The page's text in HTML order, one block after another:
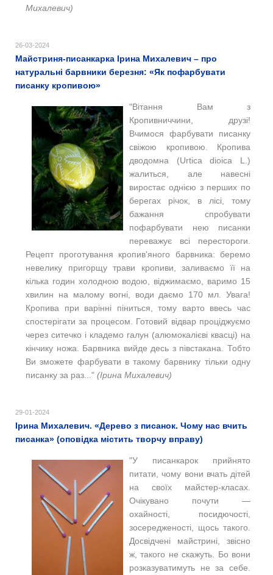
Михалевич)
26-03-2024
Майстриня-писанкарка Ірина Михалевич – про
натуральні барвники березня: «Як пофарбувати
писанку кропивою»
"Вітання Вам з
Кропивниччини, друзі!
Вчимося фарбувати писанку
свіжою кропивою. Кропива
дводомна (Urtica dioica L.)
жалиться, але навесні
виростає однією з перших по
берегах річок, в лісі, тому
бажання спробувати
пофарбувати нею писанки
переважує всі перестороги.
Рецепт проготування кропив'яного барвника: беремо
невелику пригорщу трави кропиви, заливаємо її на
кілька годин холодною водою, віджимаємо, варимо 15
хвилин на малому вогні, води даємо 170 мл. Увага!
Кропива при варінні піниться, тому варто ввесь час
спостерігати за процесом. Готовий відвар проціджуємо
через ситечко і кладемо галун (алюмокалієві квасці) на
кінчику ножа. Барвника вийде десь з півстакана. Тобто
Ви зможете фарбувати в такому барвнику тільки одну
писанку за раз..." (Ірина Михалевич)
29-01-2024
Ірина Михалевич. «Дерево з писанок. Чому нас вчить
писанка» (оповідка містить творчу вправу)
"У писанкарок прийнято
питати, чому вони вчать дітей
на своїх майстер-класах.
Очікувано почути —
охайності, посидючості,
зосередженості, щось такого.
Досвідчені майстрині, звісно
ж, такого не скажуть. Бо вони
розказуватимуть не за себе.